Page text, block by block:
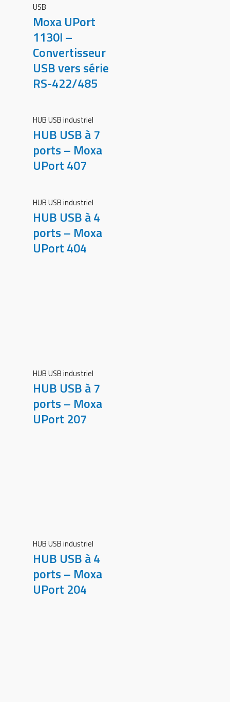
USB
Moxa UPort
1130I –
Convertisseur
USB vers série
RS-422/485
HUB USB industriel
HUB USB à 7
ports – Moxa
UPort 407
HUB USB industriel
HUB USB à 4
ports – Moxa
UPort 404
HUB USB industriel
HUB USB à 7
ports – Moxa
UPort 207
HUB USB industriel
HUB USB à 4
ports – Moxa
UPort 204